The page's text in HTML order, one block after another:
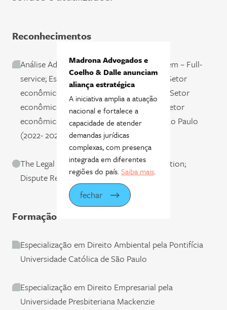
Reconhecimentos
Análise Advocacia: Especialidade/Arbitragem – Full-
service; Especialidade/Cível - Full service; Setor
econômico/Energia elétrica - Full Service; Setor
econômico/Farmacêutico - Full Service; Setor
econômico/Siderurgia e mineração; UF/São Paulo
(2022- 2026)
The Legal 500: Dispute Resolution Arbitration;
Dispute Resolution Litigation (2024)
Formação
Especialização em Direito Ambiental pela Pontifícia
Universidade Católica de São Paulo
Especialização em Direito Empresarial pela
Universidade Presbiteriana Mackenzie
Madrona Advogados e
Coelho & Dalle anunciam
aliança estratégica
A iniciativa amplia a atuação
nacional e fortalece a
capacidade de atender
demandas jurídicas
complexas, com presença
integrada em diferentes
regiões do país.Saiba mais.
fechar